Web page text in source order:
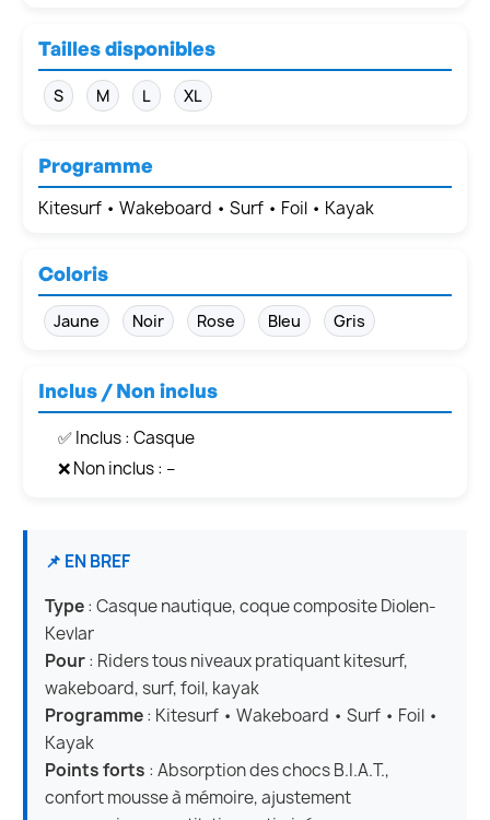
Tailles disponibles
S M L XL
Programme
Kitesurf • Wakeboard • Surf • Foil • Kayak
Coloris
Jaune Noir Rose Bleu Gris
Inclus / Non inclus
✅ Inclus : Casque
❌ Non inclus : –
📌 EN BREF
Type: Casque nautique, coque composite Diolen-
Kevlar
Pour: Riders tous niveaux pratiquant kitesurf,
wakeboard, surf, foil, kayak
Programme: Kitesurf • Wakeboard • Surf • Foil •
Kayak
Points forts : Absorption des chocs B.I.A.T.,
confort mousse à mémoire, ajustement